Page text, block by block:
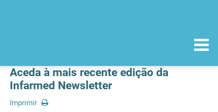
Aceda à mais recente edição da
Infarmed Newsletter
Imprimir